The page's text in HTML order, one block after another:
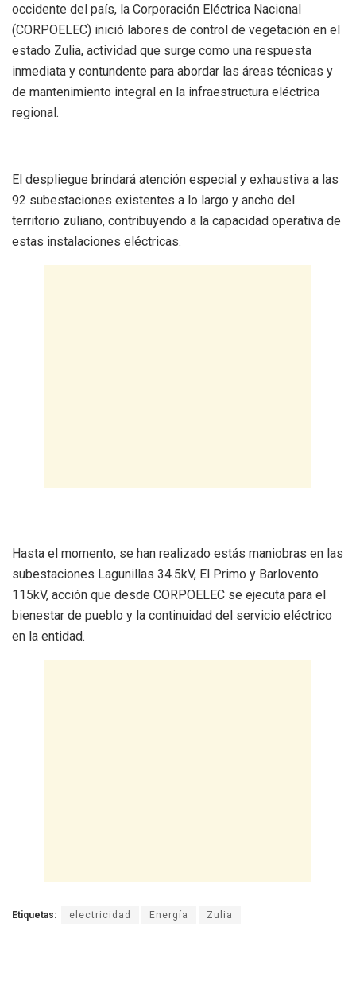
occidente del país, la Corporación Eléctrica Nacional
(CORPOELEC) inició labores de control de vegetación en el
estado Zulia, actividad que surge como una respuesta
inmediata y contundente para abordar las áreas técnicas y
de mantenimiento integral en la infraestructura eléctrica
regional.
‎El despliegue brindará atención especial y exhaustiva a las
92 subestaciones existentes a lo largo y ancho del
territorio zuliano, contribuyendo a la capacidad operativa de
estas instalaciones eléctricas.
Hasta el momento, se han realizado estás maniobras en las
subestaciones Lagunillas 34.5kV, El Primo y Barlovento
115kV, acción que desde CORPOELEC se ejecuta para el
bienestar de pueblo y la continuidad del servicio eléctrico
en la entidad.
Etiquetas: electricidad Energía Zulia